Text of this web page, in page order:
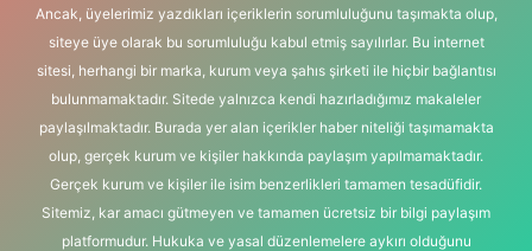
Ancak, üyelerimiz yazdıkları içeriklerin sorumluluğunu taşımakta olup,
siteye üye olarak bu sorumluluğu kabul etmiş sayılırlar. Bu internet
sitesi, herhangi bir marka, kurum veya şahıs şirketi ile hiçbir bağlantısı
bulunmamaktadır. Sitede yalnızca kendi hazırladığımız makaleler
paylaşılmaktadır. Burada yer alan içerikler haber niteliği taşımamakta
olup, gerçek kurum ve kişiler hakkında paylaşım yapılmamaktadır.
Gerçek kurum ve kişiler ile isim benzerlikleri tamamen tesadüfidir.
Sitemiz, kar amacı gütmeyen ve tamamen ücretsiz bir bilgi paylaşım
platformudur. Hukuka ve yasal düzenlemelere aykırı olduğunu